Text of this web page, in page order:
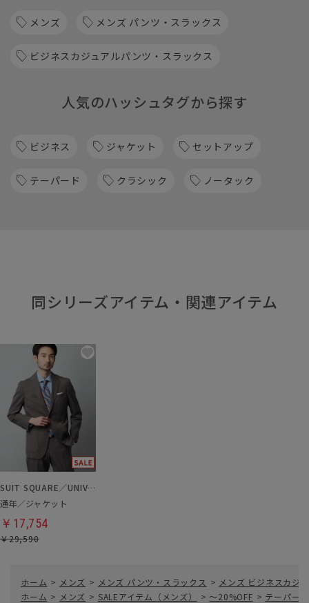
メンズ メンズ パンツ・スラックス
ビジネスカジュアルパンツ・スラックス
人気のハッシュタグから探す
ビジネス ジャケット セットアップ
テーパード クラシック ノータック
同シリーズアイテム・関連アイテム
SUIT SQUARE／UNIVERSAL LANGUAGE
通年／ジャケット
￥17,754
￥29,590
ホーム > メンズ > メンズ パンツ・スラックス > メンズ ビジネスカジ
ホーム > メンズ > SALEアイテム（メンズ） > ～20%OFF > テーパー